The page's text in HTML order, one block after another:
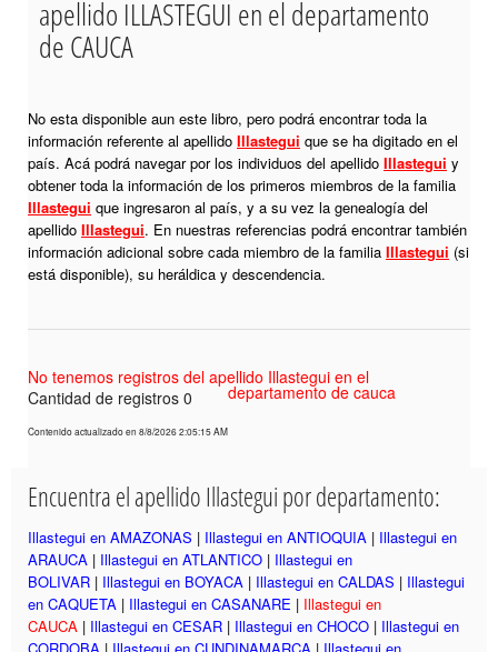
apellido ILLASTEGUI en el departamento
de CAUCA
No esta disponible aun este libro, pero podrá encontrar toda la
información referente al apellido Illastegui que se ha digitado en el
país. Acá podrá navegar por los individuos del apellido Illastegui y
obtener toda la información de los primeros miembros de la familia
Illastegui que ingresaron al país, y a su vez la genealogía del
apellido Illastegui. En nuestras referencias podrá encontrar también
información adicional sobre cada miembro de la familia Illastegui (si
está disponible), su heráldica y descendencia.
No tenemos registros del apellido Illastegui en el
departamento de cauca
Cantidad de registros 0
Contenido actualizado en 8/8/2026 2:05:15 AM
Encuentra el apellido Illastegui por departamento:
Illastegui en AMAZONAS | Illastegui en ANTIOQUIA | Illastegui en
ARAUCA | Illastegui en ATLANTICO | Illastegui en
BOLIVAR | Illastegui en BOYACA | Illastegui en CALDAS | Illastegui
en CAQUETA | Illastegui en CASANARE | Illastegui en
CAUCA | Illastegui en CESAR | Illastegui en CHOCO | Illastegui en